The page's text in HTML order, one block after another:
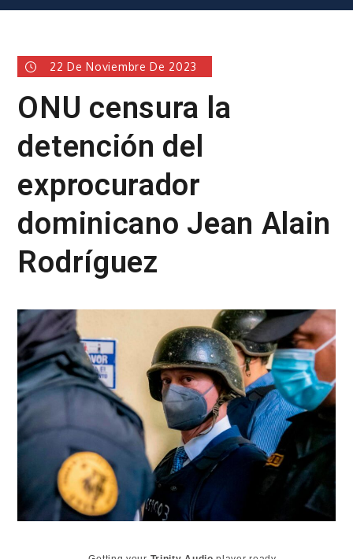
22 De Noviembre De 2023
ONU censura la
detención del
exprocurador
dominicano Jean Alain
Rodríguez